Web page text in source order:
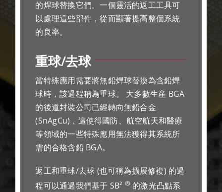
的焊球替換它們。一個靈活的返工工具可
以處理這些部件，從而顯著提高整個系統
的良率。
重球/去球
當特殊應用需要將無鉛焊球替換為含鉛焊
球時，該過程稱為重球。 大多數生産 BGA
的後道封裝公司已經轉向無鉛合金
(SnAgCu)，這使得國防、航空航天和醫療
等領域的一些特殊應用無法獲得其系統所
需的合格含鉛 BGA。
返工和重球/去球 (也可稱為擴展修複) 的過
程可以通過我們基于 SB² ®的激光凸點系